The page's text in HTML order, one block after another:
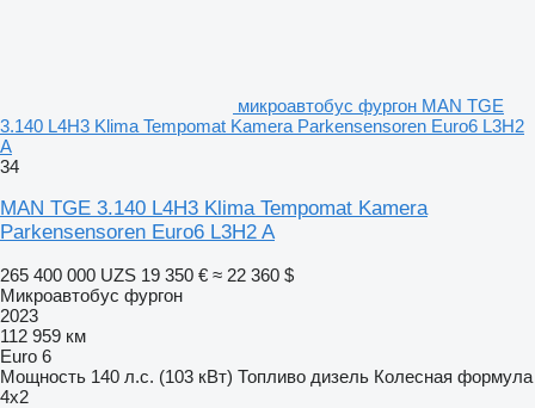
микроавтобус фургон MAN TGE
3.140 L4H3 Klima Tempomat Kamera Parkensensoren Euro6 L3H2
A
34
MAN TGE 3.140 L4H3 Klima Tempomat Kamera
Parkensensoren Euro6 L3H2 A
265 400 000 UZS 19 350 € ≈ 22 360 $
Микроавтобус фургон
2023
112 959 км
Euro 6
Мощность 140 л.с. (103 кВт) Топливо дизель Колесная формула
4x2